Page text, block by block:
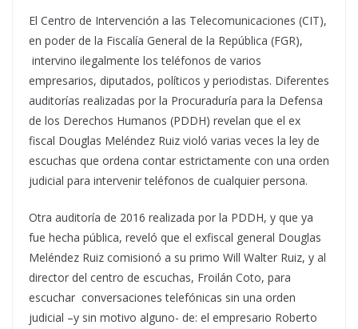
El Centro de Intervención a las Telecomunicaciones (CIT),
en poder de la Fiscalía General de la República (FGR),
intervino ilegalmente los teléfonos de varios
empresarios, diputados, políticos y periodistas. Diferentes
auditorías realizadas por la Procuraduría para la Defensa
de los Derechos Humanos (PDDH) revelan que el ex
fiscal Douglas Meléndez Ruiz violó varias veces la ley de
escuchas que ordena contar estrictamente con una orden
judicial para intervenir teléfonos de cualquier persona.
Otra auditoría de 2016 realizada por la PDDH, y que ya
fue hecha pública, reveló que el exfiscal general Douglas
Meléndez Ruiz comisionó a su primo Will Walter Ruiz, y al
director del centro de escuchas, Froilán Coto, para
escuchar conversaciones telefónicas sin una orden
judicial –y sin motivo alguno- de: el empresario Roberto